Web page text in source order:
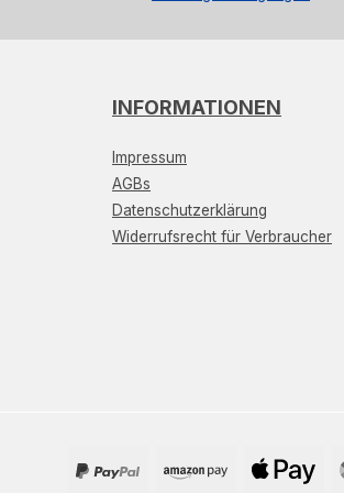
INFORMATIONEN
Impressum
AGBs
Datenschutzerklärung
Widerrufsrecht für Verbraucher